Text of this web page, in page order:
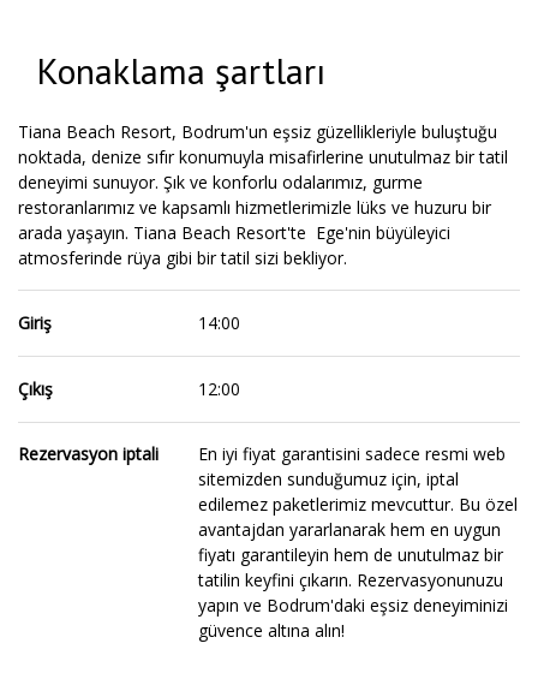
Konaklama şartları
Tiana Beach Resort, Bodrum'un eşsiz güzellikleriyle buluştuğu
noktada, denize sıfır konumuyla misafirlerine unutulmaz bir tatil
deneyimi sunuyor. Şık ve konforlu odalarımız, gurme
restoranlarımız ve kapsamlı hizmetlerimizle lüks ve huzuru bir
arada yaşayın. Tiana Beach Resort'te Ege'nin büyüleyici
atmosferinde rüya gibi bir tatil sizi bekliyor.
Giriş 14:00
Çıkış 12:00
Rezervasyon iptali
En iyi fiyat garantisini sadece resmi web
sitemizden sunduğumuz için, iptal
edilemez paketlerimiz mevcuttur. Bu özel
avantajdan yararlanarak hem en uygun
fiyatı garantileyin hem de unutulmaz bir
tatilin keyfini çıkarın. Rezervasyonunuzu
yapın ve Bodrum'daki eşsiz deneyiminizi
güvence altına alın!